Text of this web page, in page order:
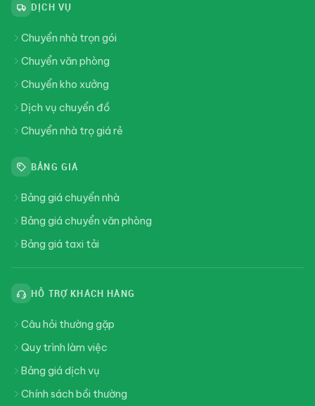
DỊCH VỤ
Chuyển nhà trọn gói
Chuyển văn phòng
Chuyển kho xưởng
Dịch vụ chuyển đồ
Chuyển nhà trọ giá rẻ
BẢNG GIÁ
Bảng giá chuyển nhà
Bảng giá chuyển văn phòng
Bảng giá taxi tải
HỖ TRỢ KHÁCH HÀNG
Câu hỏi thường gặp
Quy trình làm việc
Bảng giá dịch vụ
Chính sách bồi thường